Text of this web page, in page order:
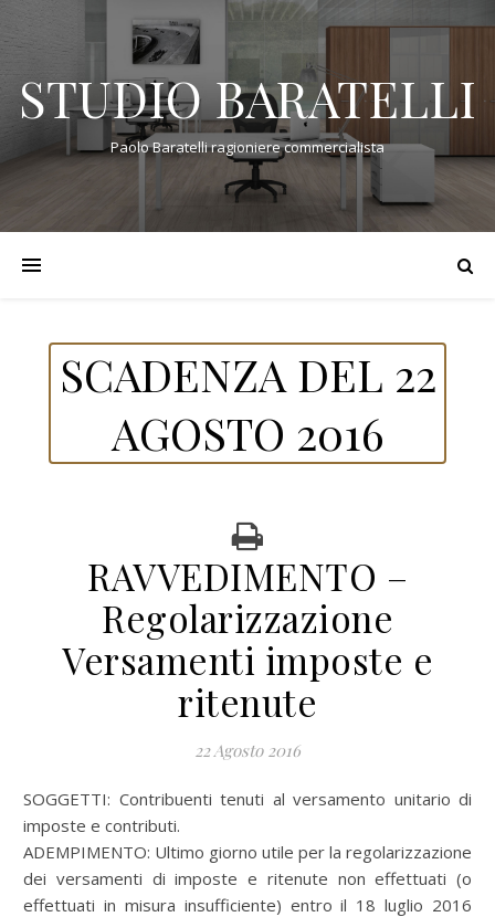
STUDIO BARATELLI
Paolo Baratelli ragioniere commercialista
SCADENZA DEL 22
AGOSTO 2016
RAVVEDIMENTO –
Regolarizzazione
Versamenti imposte e
ritenute
22 Agosto 2016
SOGGETTI: Contribuenti tenuti al versamento unitario di
imposte e contributi.
ADEMPIMENTO: Ultimo giorno utile per la regolarizzazione
dei versamenti di imposte e ritenute non effettuati (o
effettuati in misura insufficiente) entro il 18 luglio 2016